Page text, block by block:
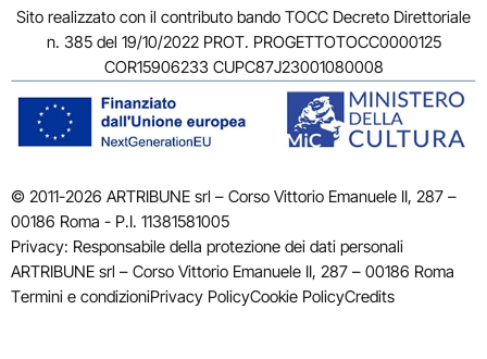
Sito realizzato con il contributo bando TOCC Decreto Direttoriale
n. 385 del 19/10/2022 PROT. PROGETTOTOCC0000125
COR15906233 CUPC87J23001080008
© 2011-2026 ARTRIBUNE srl – Corso Vittorio Emanuele II, 287 –
00186 Roma - P.I. 11381581005
Privacy: Responsabile della protezione dei dati personali
ARTRIBUNE srl – Corso Vittorio Emanuele II, 287 – 00186 Roma
Termini e condizioniPrivacy PolicyCookie PolicyCredits